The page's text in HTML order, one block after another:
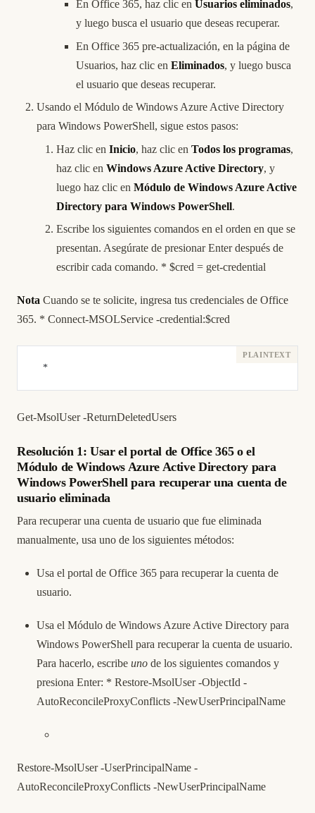
En Office 365, haz clic en Usuarios eliminados,
y luego busca el usuario que deseas recuperar.
En Office 365 pre-actualización, en la página de
Usuarios, haz clic en Eliminados, y luego busca
el usuario que deseas recuperar.
Usando el Módulo de Windows Azure Active Directory
para Windows PowerShell, sigue estos pasos:
Haz clic en Inicio, haz clic en Todos los programas,
haz clic en Windows Azure Active Directory, y
luego haz clic en Módulo de Windows Azure Active
Directory para Windows PowerShell.
Escribe los siguientes comandos en el orden en que se
presentan. Asegúrate de presionar Enter después de
escribir cada comando. * $cred = get-credential
Nota Cuando se te solicite, ingresa tus credenciales de Office
365. * Connect-MSOLService -credential:$cred
    *
Get-MsolUser -ReturnDeletedUsers
Resolución 1: Usar el portal de Office 365 o el
Módulo de Windows Azure Active Directory para
Windows PowerShell para recuperar una cuenta de
usuario eliminada
Para recuperar una cuenta de usuario que fue eliminada
manualmente, usa uno de los siguientes métodos:
Usa el portal de Office 365 para recuperar la cuenta de
usuario.
Usa el Módulo de Windows Azure Active Directory para
Windows PowerShell para recuperar la cuenta de usuario.
Para hacerlo, escribe uno de los siguientes comandos y
presiona Enter: * Restore-MsolUser -ObjectId -
AutoReconcileProxyConflicts -NewUserPrincipalName
Restore-MsolUser -UserPrincipalName -
AutoReconcileProxyConflicts -NewUserPrincipalName